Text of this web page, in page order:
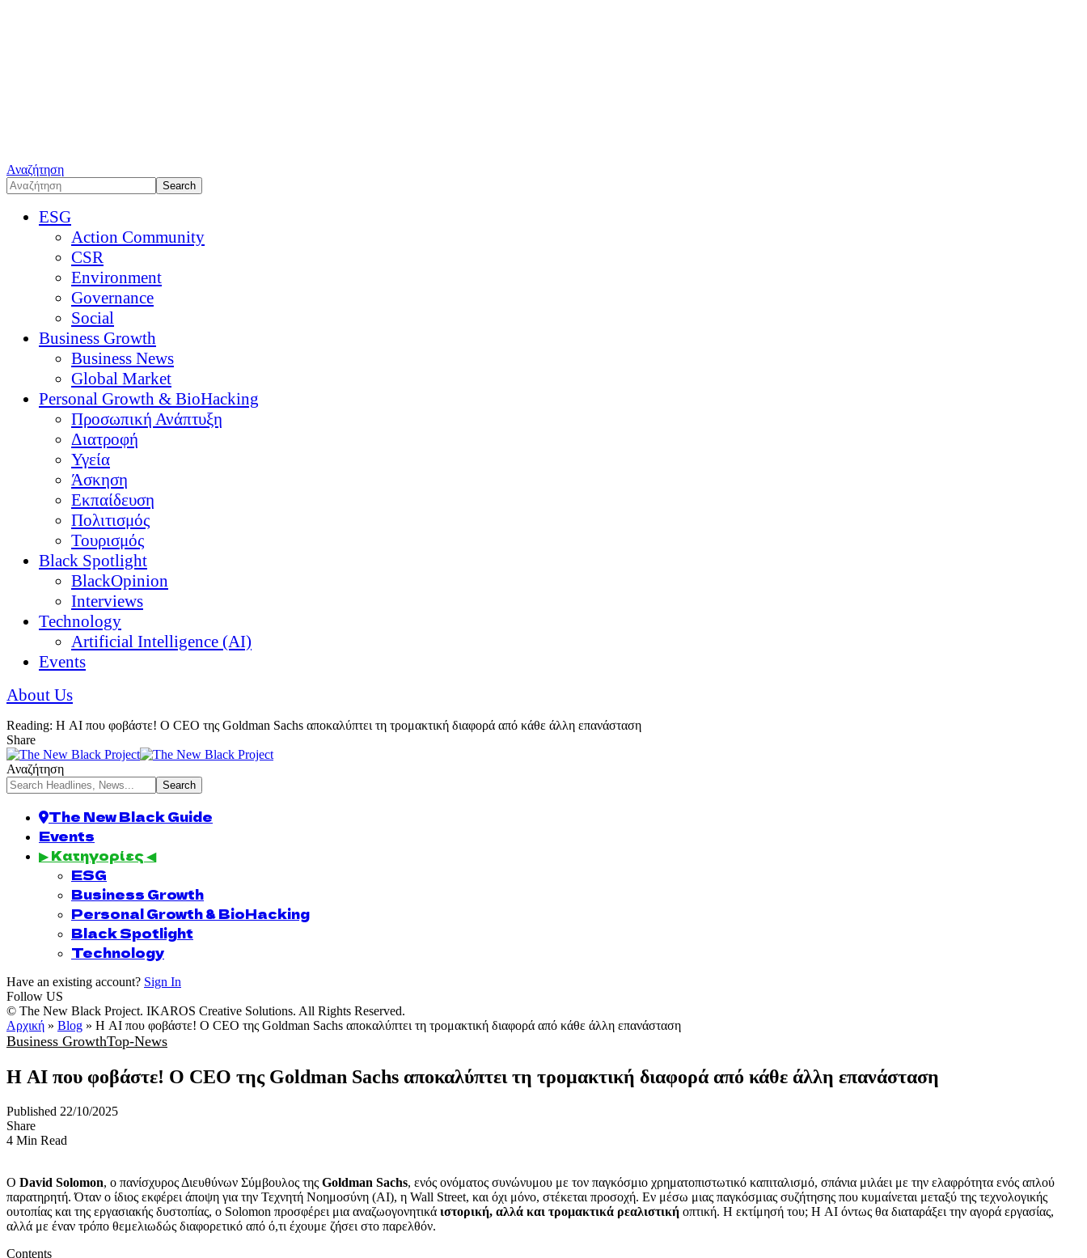
Αναζήτηση
ESG
Action Community
CSR
Environment
Governance
Social
Business Growth
Business News
Global Market
Personal Growth & BioHacking
Προσωπική Ανάπτυξη
Διατροφή
Υγεία
Άσκηση
Εκπαίδευση
Πολιτισμός
Τουρισμός
Black Spotlight
BlackOpinion
Interviews
Technology
Artificial Intelligence (AI)
Events
About Us
Reading: Η AI που φοβάστε! Ο CEO της Goldman Sachs αποκαλύπτει τη τρομακτική διαφορά από κάθε άλλη επανάσταση
Share
Αναζήτηση
The New Black Guide
Events
▶ Κατηγορίες ◀
ESG
Business Growth
Personal Growth & BioHacking
Black Spotlight
Technology
Have an existing account? Sign In
Follow US
© The New Black Project. IKAROS Creative Solutions. All Rights Reserved.
Αρχική » Blog » Η AI που φοβάστε! Ο CEO της Goldman Sachs αποκαλύπτει τη τρομακτική διαφορά από κάθε άλλη επανάσταση
Business GrowthTop-News
Η AI που φοβάστε! Ο CEO της Goldman Sachs αποκαλύπτει τη τρομακτική διαφορά από κάθε άλλη επανάσταση
Published 22/10/2025
Share
4 Min Read
Ο David Solomon, ο πανίσχυρος Διευθύνων Σύμβουλος της Goldman Sachs, ενός ονόματος συνώνυμου με τον παγκόσμιο χρηματοπιστωτικό καπιταλισμό, σπάνια μιλάει με την ελαφρότητα ενός απλού
παρατηρητή. Όταν ο ίδιος εκφέρει άποψη για την Τεχνητή Νοημοσύνη (AI), η Wall Street, και όχι μόνο, στέκεται προσοχή. Εν μέσω μιας παγκόσμιας συζήτησης που κυμαίνεται μεταξύ της τεχνολογικής
ουτοπίας και της εργασιακής δυστοπίας, ο Solomon προσφέρει μια αναζωογονητικά ιστορική, αλλά και τρομακτικά ρεαλιστική οπτική. Η εκτίμησή του; Η AI όντως θα διαταράξει την αγορά εργασίας,
αλλά με έναν τρόπο θεμελιωδώς διαφορετικό από ό,τι έχουμε ζήσει στο παρελθόν.
Contents